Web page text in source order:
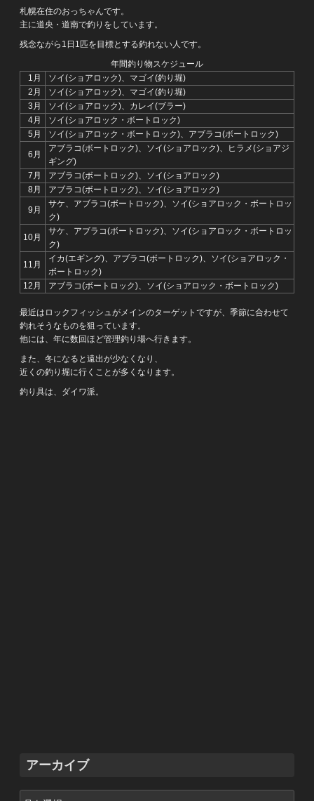
札幌在住のおっちゃんです。
主に道央・道南で釣りをしています。
残念ながら1日1匹を目標とする釣れない人です。
年間釣り物スケジュール
1月
ソイ(ショアロック)、マゴイ(釣り堀)
2月
ソイ(ショアロック)、マゴイ(釣り堀)
3月
ソイ(ショアロック)、カレイ(ブラー)
4月
ソイ(ショアロック・ボートロック)
5月
ソイ(ショアロック・ボートロック)、アブラコ(ボートロック)
6月
アブラコ(ボートロック)、ソイ(ショアロック)、ヒラメ(ショアジ
ギング)
7月
アブラコ(ボートロック)、ソイ(ショアロック)
8月
アブラコ(ボートロック)、ソイ(ショアロック)
9月
サケ、アブラコ(ボートロック)、ソイ(ショアロック・ボートロッ
ク)
10月
サケ、アブラコ(ボートロック)、ソイ(ショアロック・ボートロッ
ク)
11月
イカ(エギング)、アブラコ(ボートロック)、ソイ(ショアロック・
ボートロック)
12月
アブラコ(ボートロック)、ソイ(ショアロック・ボートロック)
最近はロックフィッシュがメインのターゲットですが、季節に合わせて
釣れそうなものを狙っています。
他には、年に数回ほど管理釣り場へ行きます。
また、冬になると遠出が少なくなり、
近くの釣り堀に行くことが多くなります。
釣り具は、ダイワ派。
アーカイブ